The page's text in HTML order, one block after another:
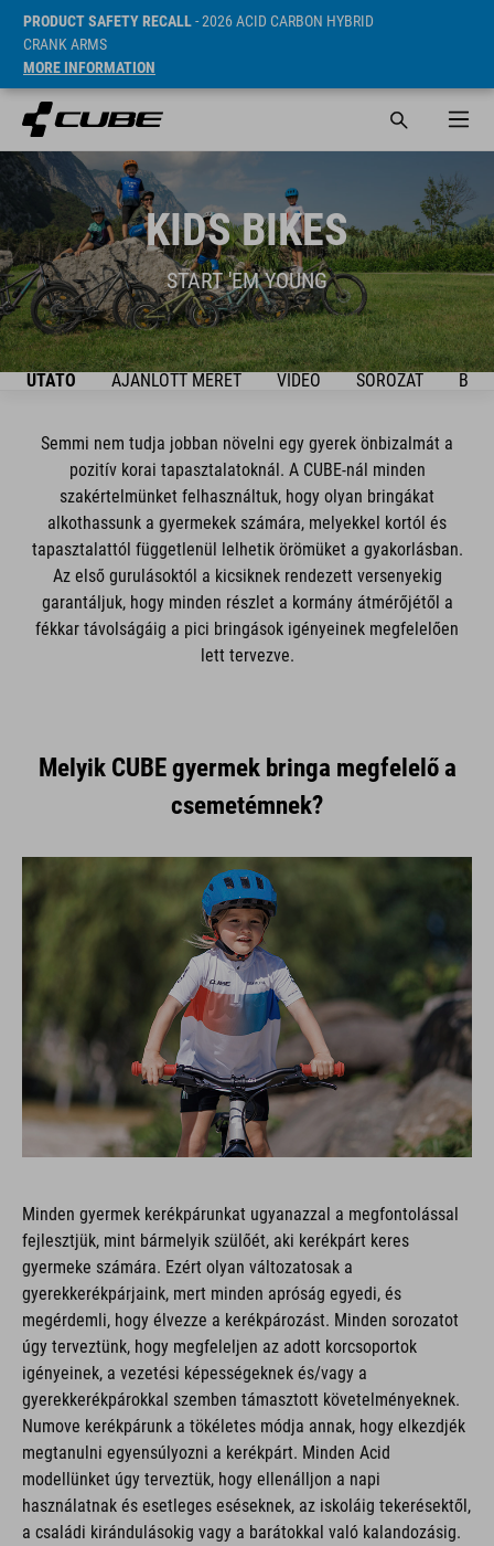
PRODUCT SAFETY RECALL- 2026 ACID CARBON HYBRID
CRANK ARMS
MORE INFORMATION
KIDS BIKES
START 'EM YOUNG
AJÁNLOTT MÉRET VIDEO SOROZAT
Semmi nem tudja jobban növelni egy gyerek önbizalmát a
pozitív korai tapasztalatoknál. A CUBE-nál minden
szakértelmünket felhasználtuk, hogy olyan bringákat
alkothassunk a gyermekek számára, melyekkel kortól és
tapasztalattól függetlenül lelhetik örömüket a gyakorlásban.
Az első gurulásoktól a kicsiknek rendezett versenyekig
garantáljuk, hogy minden részlet a kormány átmérőjétől a
fékkar távolságáig a pici bringások igényeinek megfelelően
lett tervezve.
Melyik CUBE gyermek bringa megfelelő a
csemetémnek?
Minden gyermek kerékpárunkat ugyanazzal a megfontolással
fejlesztjük, mint bármelyik szülőét, aki kerékpárt keres
gyermeke számára. Ezért olyan változatosak a
gyerekkerékpárjaink, mert minden apróság egyedi, és
megérdemli, hogy élvezze a kerékpározást. Minden sorozatot
úgy terveztünk, hogy megfeleljen az adott korcsoportok
igényeinek, a vezetési képességeknek és/vagy a
gyerekkerékpárokkal szemben támasztott követelményeknek.
Numove kerékpárunk a tökéletes módja annak, hogy elkezdjék
megtanulni egyensúlyozni a kerékpárt. Minden Acid
modellünket úgy terveztük, hogy ellenálljon a napi
használatnak és esetleges eséseknek, az iskoláig tekerésektől,
a családi kirándulásokig vagy a barátokkal való kalandozásig.